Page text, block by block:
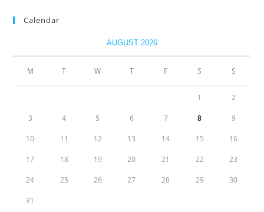
Calendar
AUGUST 2026
M T W T F S S
1 2
3 4 5 6 7 8 9
10 11 12 13 14 15 16
17 18 19 20 21 22 23
24 25 26 27 28 29 30
31